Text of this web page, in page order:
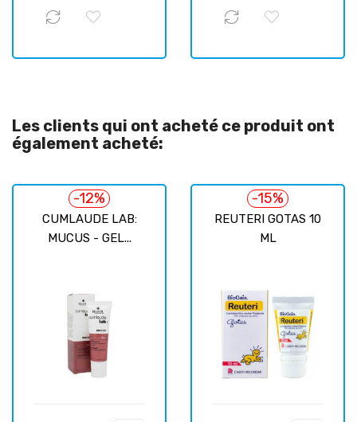
Les clients qui ont acheté ce produit ont
également acheté:
CUMLAUDE LAB:
MUCUS - GEL...
-12%
REUTERI GOTAS 10
ML
-15%